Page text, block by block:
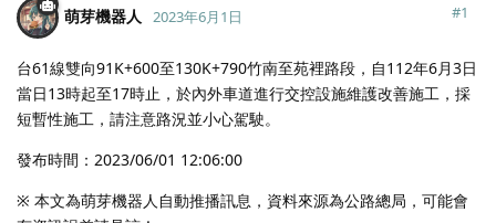
萌芽機器人 2023年6月1日 #1
台61線雙向91K+600至130K+790竹南至苑裡路段，自112年6月3日
當日13時起至17時止，於內外車道進行交控設施維護改善施工，採
短暫性施工，請注意路況並小心駕駛。
發布時間：2023/06/01 12:06:00
※ 本文為萌芽機器人自動推播訊息，資料來源為公路總局，可能會